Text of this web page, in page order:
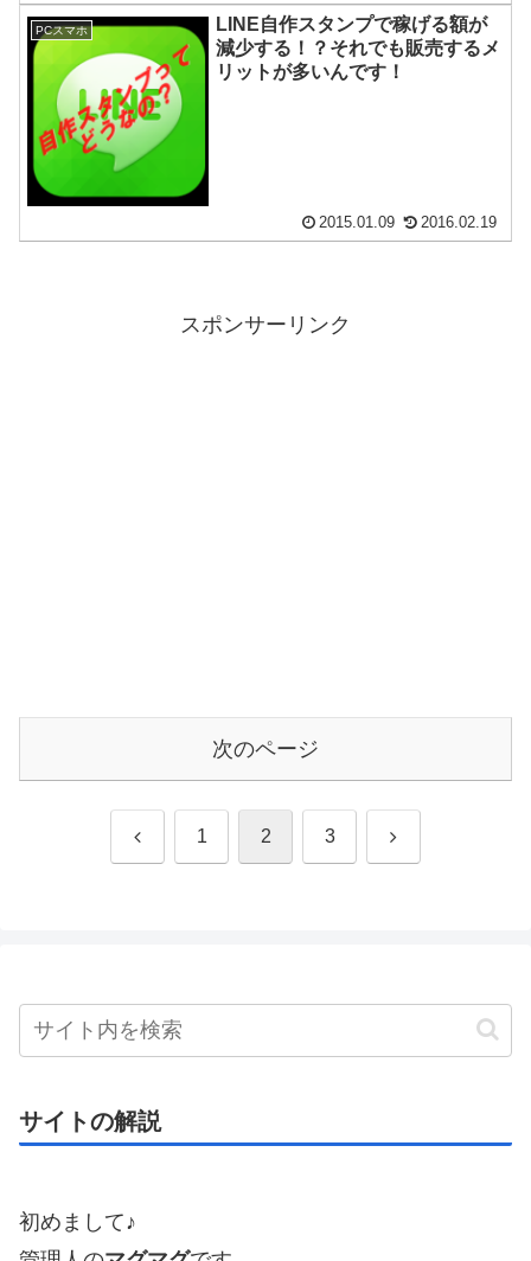
PCスマホ
LINE自作スタンプで稼げる額が
減少する！？それでも販売するメ
リットが多いんです！
2015.01.09 2016.02.19
スポンサーリンク
次のページ
前 1 2 3 次
サイトの解説
初めまして♪